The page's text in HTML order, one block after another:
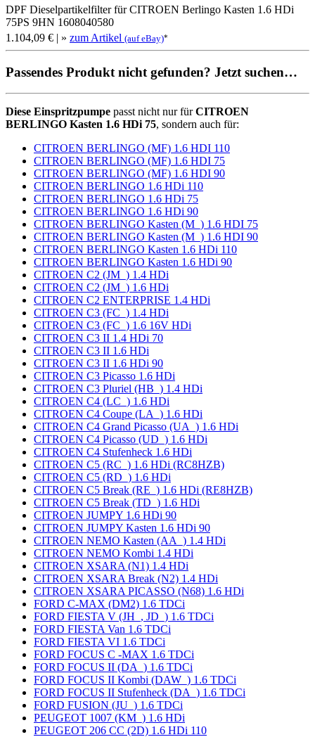
DPF Dieselpartikelfilter für CITROEN Berlingo Kasten 1.6 HDi
75PS 9HN 1608040580
1.104,09 € | » zum Artikel (auf eBay)*
Passendes Produkt nicht gefunden? Jetzt suchen…
Diese Einspritzpumpe passt nicht nur fürCITROEN
BERLINGO Kasten 1.6 HDi 75, sondern auch für:
CITROEN BERLINGO (MF) 1.6 HDI 110
CITROEN BERLINGO (MF) 1.6 HDI 75
CITROEN BERLINGO (MF) 1.6 HDI 90
CITROEN BERLINGO 1.6 HDi 110
CITROEN BERLINGO 1.6 HDi 75
CITROEN BERLINGO 1.6 HDi 90
CITROEN BERLINGO Kasten (M_) 1.6 HDI 75
CITROEN BERLINGO Kasten (M_) 1.6 HDI 90
CITROEN BERLINGO Kasten 1.6 HDi 110
CITROEN BERLINGO Kasten 1.6 HDi 90
CITROEN C2 (JM_) 1.4 HDi
CITROEN C2 (JM_) 1.6 HDi
CITROEN C2 ENTERPRISE 1.4 HDi
CITROEN C3 (FC_) 1.4 HDi
CITROEN C3 (FC_) 1.6 16V HDi
CITROEN C3 II 1.4 HDi 70
CITROEN C3 II 1.6 HDi
CITROEN C3 II 1.6 HDi 90
CITROEN C3 Picasso 1.6 HDi
CITROEN C3 Pluriel (HB_) 1.4 HDi
CITROEN C4 (LC_) 1.6 HDi
CITROEN C4 Coupe (LA_) 1.6 HDi
CITROEN C4 Grand Picasso (UA_) 1.6 HDi
CITROEN C4 Picasso (UD_) 1.6 HDi
CITROEN C4 Stufenheck 1.6 HDi
CITROEN C5 (RC_) 1.6 HDi (RC8HZB)
CITROEN C5 (RD_) 1.6 HDi
CITROEN C5 Break (RE_) 1.6 HDi (RE8HZB)
CITROEN C5 Break (TD_) 1.6 HDi
CITROEN JUMPY 1.6 HDi 90
CITROEN JUMPY Kasten 1.6 HDi 90
CITROEN NEMO Kasten (AA_) 1.4 HDi
CITROEN NEMO Kombi 1.4 HDi
CITROEN XSARA (N1) 1.4 HDi
CITROEN XSARA Break (N2) 1.4 HDi
CITROEN XSARA PICASSO (N68) 1.6 HDi
FORD C-MAX (DM2) 1.6 TDCi
FORD FIESTA V (JH_, JD_) 1.6 TDCi
FORD FIESTA Van 1.6 TDCi
FORD FIESTA VI 1.6 TDCi
FORD FOCUS C -MAX 1.6 TDCi
FORD FOCUS II (DA_) 1.6 TDCi
FORD FOCUS II Kombi (DAW_) 1.6 TDCi
FORD FOCUS II Stufenheck (DA_) 1.6 TDCi
FORD FUSION (JU_) 1.6 TDCi
PEUGEOT 1007 (KM_) 1.6 HDi
PEUGEOT 206 CC (2D) 1.6 HDi 110